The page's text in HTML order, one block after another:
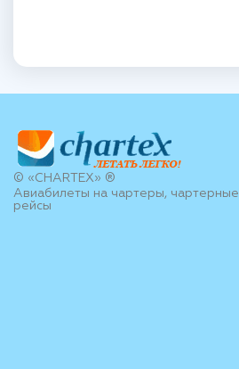
© «CHARTEX» ®
Авиабилеты на чартеры, чартерные
рейсы